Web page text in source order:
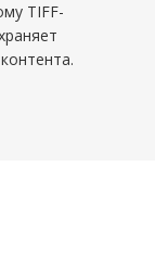
TIFF-